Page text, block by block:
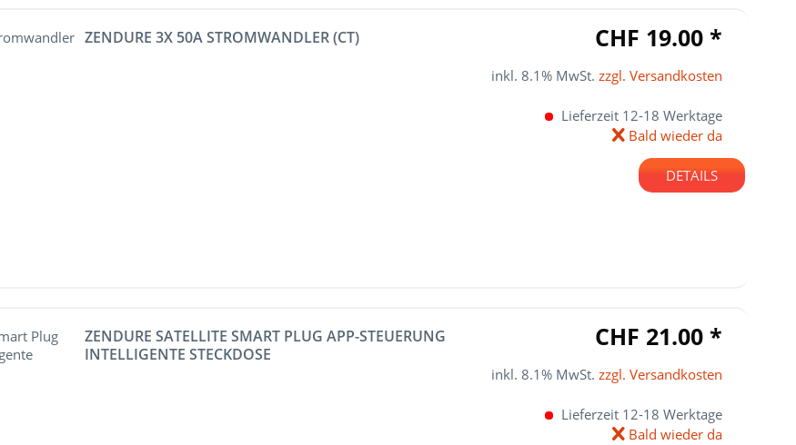
ZENDURE 3X 50A STROMWANDLER (CT) CHF 19.00 *
inkl. 8.1% MwSt. zzgl. Versandkosten
Lieferzeit 12-18 Werktage
Bald wieder da
DETAILS
ZENDURE SATELLITE SMART PLUG APP-STEUERUNG
INTELLIGENTE STECKDOSE
CHF 21.00 *
inkl. 8.1% MwSt. zzgl. Versandkosten
Lieferzeit 12-18 Werktage
Bald wieder da